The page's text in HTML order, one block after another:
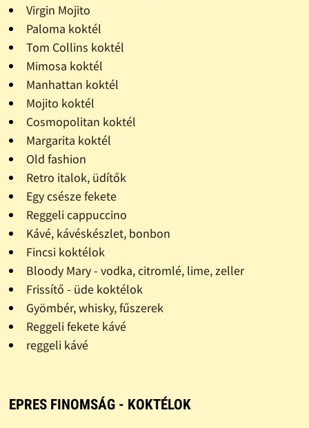
Virgin Mojito
Paloma koktél
Tom Collins koktél
Mimosa koktél
Manhattan koktél
Mojito koktél
Cosmopolitan koktél
Margarita koktél
Old fashion
Retro italok, üdítők
Egy csésze fekete
Reggeli cappuccino
Kávé, kávéskészlet, bonbon
Fincsi koktélok
Bloody Mary - vodka, citromlé, lime, zeller
Frissítő - üde koktélok
Gyömbér, whisky, fűszerek
Reggeli fekete kávé
reggeli kávé
EPRES FINOMSÁG - KOKTÉLOK